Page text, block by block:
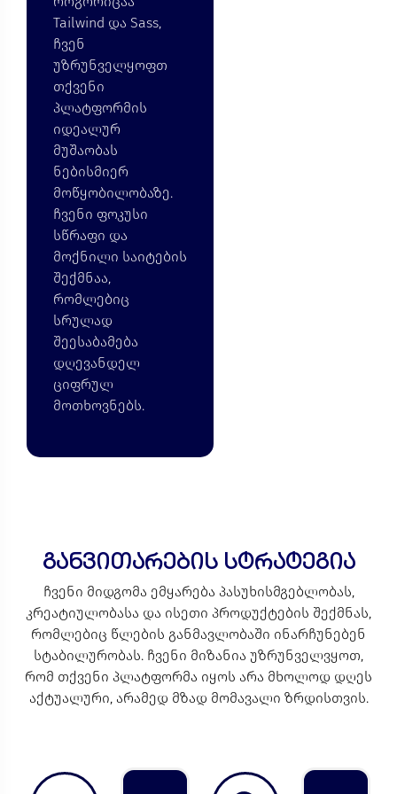
Tailwind და Sass,
ჩვენ
უზრუნველყოფთ
თქვენი
პლატფორმის
იდეალურ
მუშაობას
ნებისმიერ
მოწყობილობაზე.
ჩვენი ფოკუსი
სწრაფი და
მოქნილი საიტების
შექმნაა,
რომლებიც
სრულად
შეესაბამება
დღევანდელ
ციფრულ
მოთხოვნებს.
განვითარების სტრატეგია
ჩვენი მიდგომა ემყარება პასუხისმგებლობას,
კრეატიულობასა და ისეთი პროდუქტების შექმნას,
რომლებიც წლების განმავლობაში ინარჩუნებენ
სტაბილურობას. ჩვენი მიზანია უზრუნველვყოთ,
რომ თქვენი პლატფორმა იყოს არა მხოლოდ დღეს
აქტუალური,არამედ მზად მომავალი ზრდისთვის.